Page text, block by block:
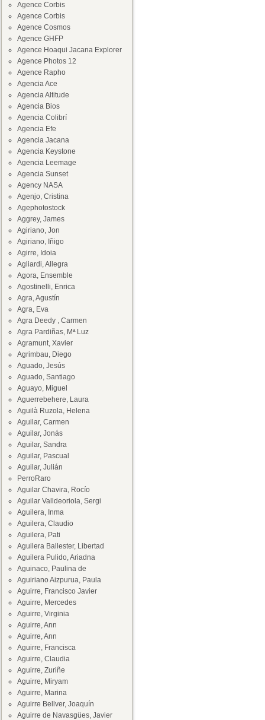
Agence Corbis
Agence Corbis
Agence Cosmos
Agence GHFP
Agence Hoaqui Jacana Explorer
Agence Photos 12
Agence Rapho
Agencia Ace
Agencia Altitude
Agencia Bios
Agencia Colibrí
Agencia Efe
Agencia Jacana
Agencia Keystone
Agencia Leemage
Agencia Sunset
Agency NASA
Agenjo, Cristina
Agephotostock
Aggrey, James
Agiriano, Jon
Agiriano, Iñigo
Agirre, Idoia
Agliardi, Allegra
Agora, Ensemble
Agostinelli, Enrica
Agra, Agustín
Agra, Eva
Agra Deedy , Carmen
Agra Pardiñas, Mª Luz
Agramunt, Xavier
Agrimbau, Diego
Aguado, Jesús
Aguado, Santiago
Aguayo, Miguel
Aguerrebehere, Laura
Aguilà Ruzola, Helena
Aguilar, Carmen
Aguilar, Jonás
Aguilar, Sandra
Aguilar, Pascual
Aguilar, Julián
PerroRaro
Aguilar Chavira, Rocío
Aguilar Valldeoriola, Sergi
Aguilera, Inma
Aguilera, Claudio
Aguilera, Pati
Aguilera Ballester, Libertad
Aguilera Pulido, Ariadna
Aguinaco, Paulina de
Aguiriano Aizpurua, Paula
Aguirre, Francisco Javier
Aguirre, Mercedes
Aguirre, Virginia
Aguirre, Ann
Aguirre, Ann
Aguirre, Francisca
Aguirre, Claudia
Aguirre, Zuriñe
Aguirre, Miryam
Aguirre, Marina
Aguirre Bellver, Joaquín
Aguirre de Navasgües, Javier